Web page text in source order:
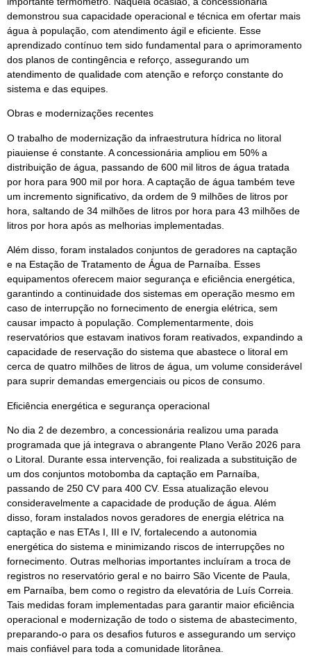
demonstrou sua capacidade operacional e técnica em ofertar mais
água à população, com atendimento ágil e eficiente. Esse
aprendizado contínuo tem sido fundamental para o aprimoramento
dos planos de contingência e reforço, assegurando um
atendimento de qualidade com atenção e reforço constante do
sistema e das equipes.
Obras e modernizações recentes
O trabalho de modernização da infraestrutura hídrica no litoral
piauiense é constante. A concessionária ampliou em 50% a
distribuição de água, passando de 600 mil litros de água tratada
por hora para 900 mil por hora. A captação de água também teve
um incremento significativo, da ordem de 9 milhões de litros por
hora, saltando de 34 milhões de litros por hora para 43 milhões de
litros por hora após as melhorias implementadas.
Além disso, foram instalados conjuntos de geradores na captação
e na Estação de Tratamento de Água de Parnaíba. Esses
equipamentos oferecem maior segurança e eficiência energética,
garantindo a continuidade dos sistemas em operação mesmo em
caso de interrupção no fornecimento de energia elétrica, sem
causar impacto à população. Complementarmente, dois
reservatórios que estavam inativos foram reativados, expandindo a
capacidade de reservação do sistema que abastece o litoral em
cerca de quatro milhões de litros de água, um volume considerável
para suprir demandas emergenciais ou picos de consumo.
Eficiência energética e segurança operacional
No dia 2 de dezembro, a concessionária realizou uma parada
programada que já integrava o abrangente Plano Verão 2026 para
o Litoral. Durante essa intervenção, foi realizada a substituição de
um dos conjuntos motobomba da captação em Parnaíba,
passando de 250 CV para 400 CV. Essa atualização elevou
consideravelmente a capacidade de produção de água. Além
disso, foram instalados novos geradores de energia elétrica na
captação e nas ETAs I, III e IV, fortalecendo a autonomia
energética do sistema e minimizando riscos de interrupções no
fornecimento. Outras melhorias importantes incluíram a troca de
registros no reservatório geral e no bairro São Vicente de Paula,
em Parnaíba, bem como o registro da elevatória de Luís Correia.
Tais medidas foram implementadas para garantir maior eficiência
operacional e modernização de todo o sistema de abastecimento,
preparando-o para os desafios futuros e assegurando um serviço
mais confiável para toda a comunidade litorânea.